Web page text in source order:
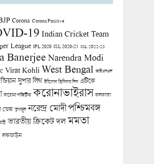
Corona Corona Positive
19 Indian Cricket Team
League IPL 2020 ISL 2020-21 ISL 2022-23
Banerjee Narendra Modi
Virat Kohli West Bengal আইএসএল
সুপার লিগ ইন্ডিয়ান প্রিমিয়ার লিগ এটিকে
করোনা পজিটিভ করোনাভাইরাস কলকাতা
ডেস্ক তৃণমূল নরেন্দ্র মোদী পশ্চিমবঙ্গ
ভারতীয় ক্রিকেট দল মমতা
লকডাউন